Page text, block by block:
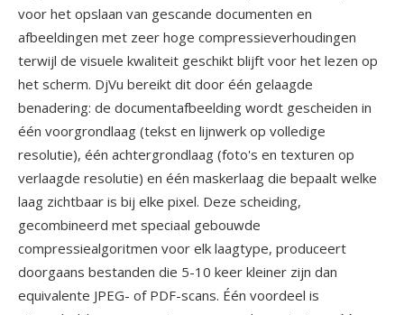
voor het opslaan van gescande documenten en
afbeeldingen met zeer hoge compressieverhoudingen
terwijl de visuele kwaliteit geschikt blijft voor het lezen op
het scherm. DjVu bereikt dit door één gelaagde
benadering: de documentafbeelding wordt gescheiden in
één voorgrondlaag (tekst en lijnwerk op volledige
resolutie), één achtergrondlaag (foto's en texturen op
verlaagde resolutie) en één maskerlaag die bepaalt welke
laag zichtbaar is bij elke pixel. Deze scheiding,
gecombineerd met speciaal gebouwde
compressiealgoritmen voor elk laagtype, produceert
doorgaans bestanden die 5-10 keer kleiner zijn dan
equivalente JPEG- of PDF-scans. Één voordeel is